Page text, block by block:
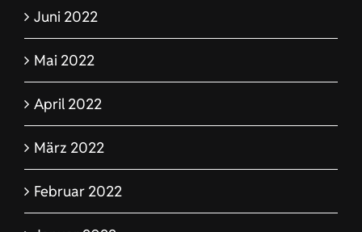
Juni 2022
Mai 2022
April 2022
März 2022
Februar 2022